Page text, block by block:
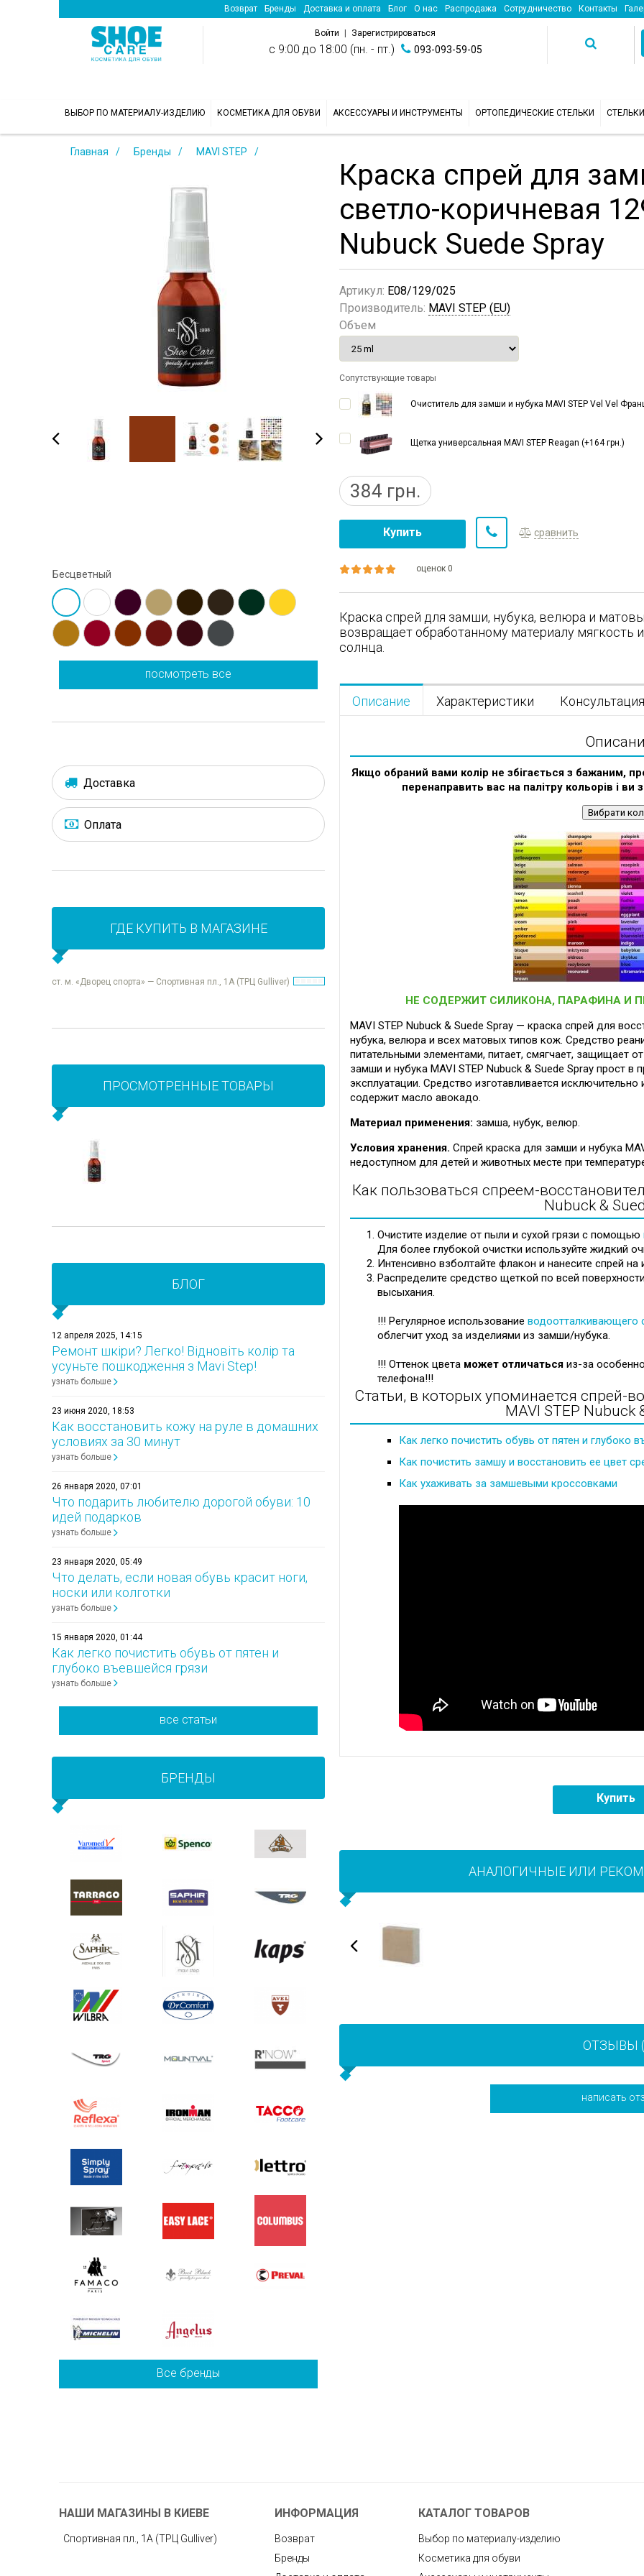
Возврат Бренды Доставка и оплата Блог О нас Распродажа Сотрудничество Контакты
Войти Зарегистрироваться
с 9:00 до 18:00 (пн. - пт.) 093-093-59-05
ВЫБОР ПО МАТЕРИАЛУ-ИЗДЕЛИЮ КОСМЕТИКА ДЛЯ ОБУВИ АКСЕССУАРЫ И ИНСТРУМЕНТЫ ОРТОПЕДИЧЕСКИЕ СТЕЛЬКИ СТЕЛЬКИ
Главная Бренды MAVI STEP
Бесцветный
посмотреть все
Краска спрей для
светло-коричневая
Nubuck Suede Spray
Артикул: E08/129/025
Производитель: MAVI STEP (EU)
Объем
Сопутствующие товары
Очиститель для замши и нубука MAVI STEP Vel Vel
Щетка универсальная MAVI STEP Reagan (+164 грн.)
384 грн.
Купить сравнить
оценок 0
Краска спрей для замши, нубука, велюра и
возвращает обработанному материалу мягкость
солнца.
Описание Характеристики Консультация
Якщо обраний вами колір не збігається з бажаним,
перенаправить вас на палітру кольорів і ви
Вибрати
НЕ СОДЕРЖИТ СИЛИКОНА, ПАРАФИНА И
MAVI STEP Nubuck & Suede Spray — краска спрей для
нубука, велюра и всех матовых типов кож. Средство
питательными элементами, питает, смягчает, защищает
замши и нубука MAVI STEP Nubuck & Suede Spray прост
эксплуатации. Средство изготавливается
содержит масло авокадо.
Материал применения: замша, нубук, велюр.
Условия хранения. Спрей краска для замши и нубука
недоступном для детей и животных месте при
Как пользоваться спреем-
Nubuck &
Очистите изделие от пыли и сухой грязи с помощью
Для более глубокой очистки используйте жидкий
Интенсивно взболтайте флакон и нанесите спрей
Распределите средство щеткой по всей
высыхания.
!!! Регулярное использование водоотталкивающего
облегчит уход за изделиями из замши/нубука.
!!! Оттенок цвета может отличаться из-за
телефона!!!
Статьи, в которых упоминается спрей-
MAVI STEP Nubuck
Как легко почистить обувь от пятен и глубоко
Как почистить замшу и восстановить ее цвет
Как ухаживать за замшевыми кроссовками
Купить
АНАЛОГИЧНЫЕ ИЛИ
ОТЗЫВЫ
написать
Доставка
Оплата
ГДЕ КУПИТЬ В МАГАЗИНЕ
ст. м. «Дворец спорта» — Спортивная пл., 1А (ТРЦ Gulliver)
ПРОСМОТРЕННЫЕ ТОВАРЫ
БЛОГ
12 апреля 2025, 14:15
Ремонт шкіри? Легко! Відновіть колір та
усуньте пошкодження з Mavi Step!
узнать больше
23 июня 2020, 18:53
Как восстановить кожу на руле в домашних
условиях за 30 минут
узнать больше
26 января 2020, 07:01
Что подарить любителю дорогой обуви: 10
идей подарков
узнать больше
23 января 2020, 05:49
Что делать, если новая обувь красит ноги,
носки или колготки
узнать больше
15 января 2020, 01:44
Как легко почистить обувь от пятен и
глубоко въевшейся грязи
узнать больше
все статьи
БРЕНДЫ
Все бренды
НАШИ МАГАЗИНЫ В КИЕВЕ
Спортивная пл., 1А (ТРЦ Gulliver)
ИНФОРМАЦИЯ
Возврат
Бренды
КАТАЛОГ ТОВАРОВ
Выбор по материалу-изделию
Косметика для обуви